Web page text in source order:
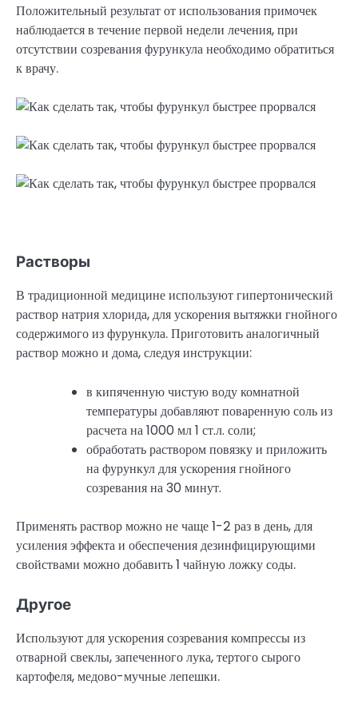
Положительный результат от использования примочек
наблюдается в течение первой недели лечения, при
отсутствии созревания фурункула необходимо обратиться
к врачу.
Растворы
В традиционной медицине используют гипертонический
раствор натрия хлорида, для ускорения вытяжки гнойного
содержимого из фурункула. Приготовить аналогичный
раствор можно и дома, следуя инструкции:
в кипяченную чистую воду комнатной
температуры добавляют поваренную соль из
расчета на 1000 мл 1 ст.л. соли;
обработать раствором повязку и приложить
на фурункул для ускорения гнойного
созревания на 30 минут.
Применять раствор можно не чаще 1-2 раз в день, для
усиления эффекта и обеспечения дезинфицирующими
свойствами можно добавить 1 чайную ложку соды.
Другое
Используют для ускорения созревания компрессы из
отварной свеклы, запеченного лука, тертого сырого
картофеля, медово-мучные лепешки.